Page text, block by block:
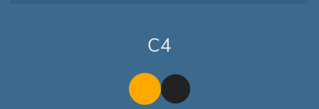
C4